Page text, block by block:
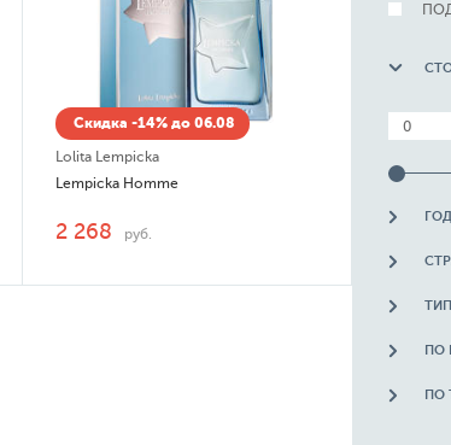
Скидка -14% до 06.08
Lolita Lempicka
Lempicka Homme
2 268 руб.
ТИП
ПО
ПО